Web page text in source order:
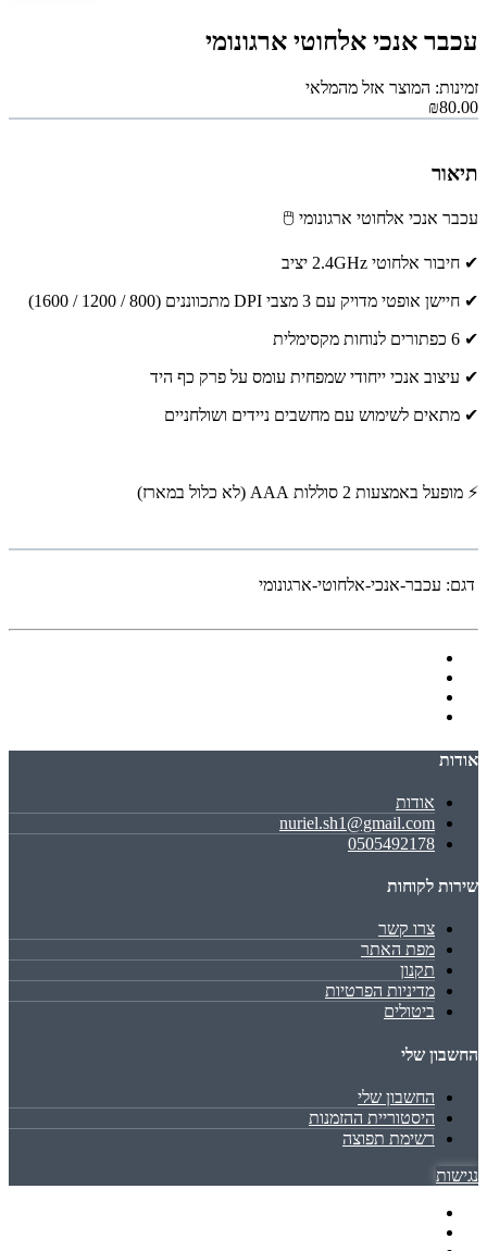
עכבר אנכי אלחוטי ארגונומי
זמינות: המוצר אזל מהמלאי
₪80.00
תיאור
עכבר אנכי אלחוטי ארגונומי 🖱
✔ חיבור אלחוטי 2.4GHz יציב
✔ חיישן אופטי מדויק עם 3 מצבי DPI מתכווננים (800 / 1200 / 1600)
✔ 6 כפתורים לנוחות מקסימלית
✔ עיצוב אנכי ייחודי שמפחית עומס על פרק כף היד
✔ מתאים לשימוש עם מחשבים ניידים ושולחניים
⚡ מופעל באמצעות 2 סוללות AAA (לא כלול במארז)
דגם: עכבר-אנכי-אלחוטי-ארגונומי
אודות
אודות
nuriel.sh1@gmail.com
0505492178
שירות לקוחות
צרו קשר
מפת האתר
תקנון
מדיניות הפרטיות
ביטולים
החשבון שלי
החשבון שלי
היסטוריית ההזמנות
רשימת תפוצה
נגישות